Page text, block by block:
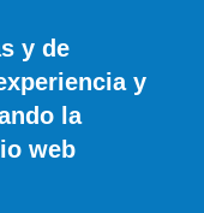
Móvil y WhatsApp 606 845
y de
y
la
web